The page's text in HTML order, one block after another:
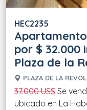
HEC2235
por $ 32.000
Plaza de la
PLAZA DE LA
37.000 US$ Se
ubicado en La